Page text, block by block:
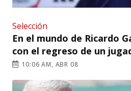
Selección
En el mundo de Ricardo
con el regreso de un
10:06 AM, ABR 08